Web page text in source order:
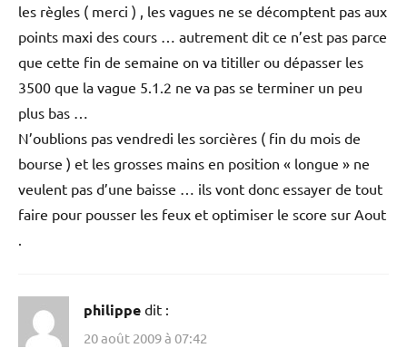
les règles ( merci ) , les vagues ne se décomptent pas aux
points maxi des cours … autrement dit ce n’est pas parce
que cette fin de semaine on va titiller ou dépasser les
3500 que la vague 5.1.2 ne va pas se terminer un peu
plus bas …
N’oublions pas vendredi les sorcières ( fin du mois de
bourse ) et les grosses mains en position « longue » ne
veulent pas d’une baisse … ils vont donc essayer de tout
faire pour pousser les feux et optimiser le score sur Aout
philippe dit :
20 août 2009 à 07:42